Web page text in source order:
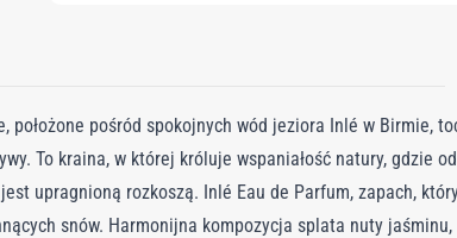
położone pośród spokojnych wód jeziora Inlé w Birmie,
To kraina, w której króluje wspaniałość natury, gdzie
upragnioną rozkoszą. Inlé Eau de Parfum, zapach,
snów. Harmonijna kompozycja splata nuty